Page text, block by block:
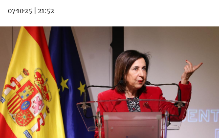
07·10·25 21:52